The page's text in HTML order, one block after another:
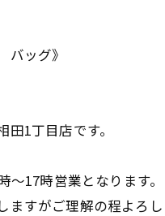
ッグ》
1丁目店です。
17時営業となります。
ますがご理解の程よろし